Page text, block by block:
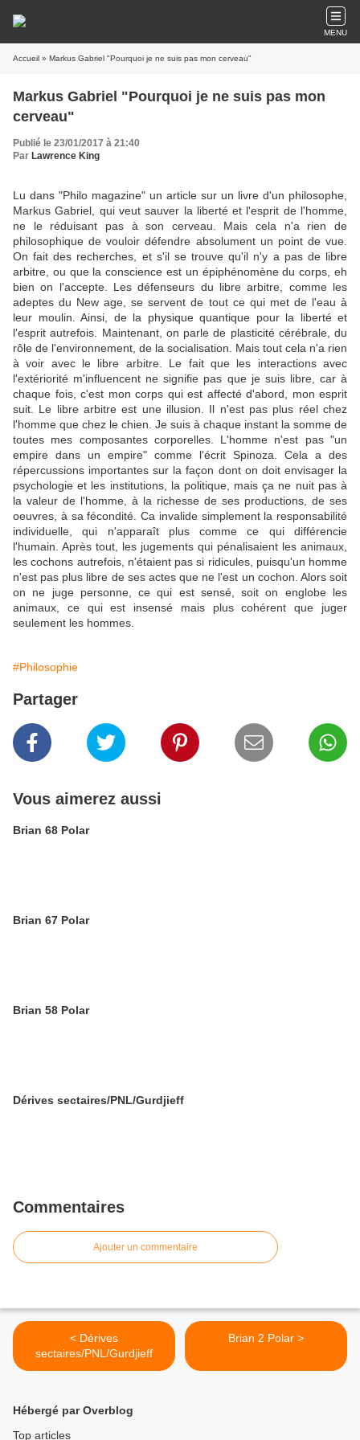
MENU
Accueil » Markus Gabriel "Pourquoi je ne suis pas mon cerveau"
Markus Gabriel "Pourquoi je ne suis pas mon
cerveau"
Publié le 23/01/2017 à 21:40
Par Lawrence King
Lu dans "Philo magazine" un article sur un livre d'un philosophe,
Markus Gabriel, qui veut sauver la liberté et l'esprit de l'homme,
ne le réduisant pas à son cerveau. Mais cela n'a rien de
philosophique de vouloir défendre absolument un point de vue.
On fait des recherches, et s'il se trouve qu'il n'y a pas de libre
arbitre, ou que la conscience est un épiphénomène du corps, eh
bien on l'accepte. Les défenseurs du libre arbitre, comme les
adeptes du New age, se servent de tout ce qui met de l'eau à
leur moulin. Ainsi, de la physique quantique pour la liberté et
l'esprit autrefois. Maintenant, on parle de plasticité cérébrale, du
rôle de l'environnement, de la socialisation. Mais tout cela n'a rien
à voir avec le libre arbitre. Le fait que les interactions avec
l'extériorité m'influencent ne signifie pas que je suis libre, car à
chaque fois, c'est mon corps qui est affecté d'abord, mon esprit
suit. Le libre arbitre est une illusion. Il n'est pas plus réel chez
l'homme que chez le chien. Je suis à chaque instant la somme de
toutes mes composantes corporelles. L'homme n'est pas "un
empire dans un empire" comme l'écrit Spinoza. Cela a des
répercussions importantes sur la façon dont on doit envisager la
psychologie et les institutions, la politique, mais ça ne nuit pas à
la valeur de l'homme, à la richesse de ses productions, de ses
oeuvres, à sa fécondité. Ca invalide simplement la responsabilité
individuelle, qui n'apparaît plus comme ce qui différencie
l'humain. Après tout, les jugements qui pénalisaient les animaux,
les cochons autrefois, n'étaient pas si ridicules, puisqu'un homme
n'est pas plus libre de ses actes que ne l'est un cochon. Alors soit
on ne juge personne, ce qui est sensé, soit on englobe les
animaux, ce qui est insensé mais plus cohérent que juger
seulement les hommes.
#Philosophie
Partager
Vous aimerez aussi
Brian 68 Polar
Brian 67 Polar
Brian 58 Polar
Dérives sectaires/PNL/Gurdjieff
Commentaires
Ajouter un commentaire
< Dérives
sectaires/PNL/Gurdjieff
Brian 2 Polar >
Hébergé par Overblog
Top articles